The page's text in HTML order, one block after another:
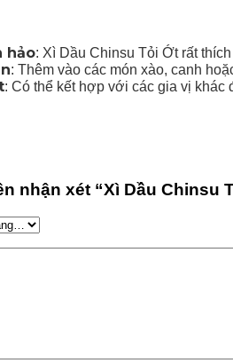
hảo: Xì Dầu Chinsu Tỏi Ớt rất
: Thêm vào các món xào, canh
: Có thể kết hợp với các gia vị
nhận xét “Xì Dầu Chinsu